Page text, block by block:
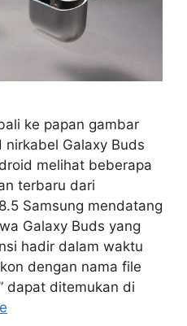
ke papan gambar
Galaxy Buds
melihat beberapa
terbaru dari
Samsung mendatang
Galaxy Buds yang
hadir dalam waktu
dengan nama file
dapat ditemukan di